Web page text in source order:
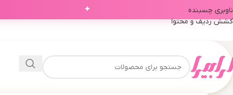
✦
ناوبری چسبنده
کشش ردیف و محتوا